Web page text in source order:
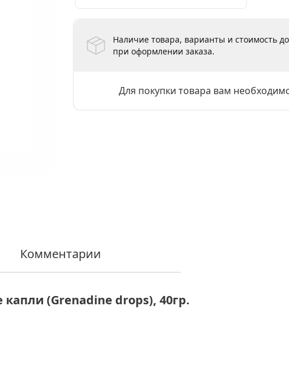
Наличие товара, варианты и стоимость
при оформлении заказа.
Для покупки товара вам
Комментарии
(Grenadine drops), 40гр.